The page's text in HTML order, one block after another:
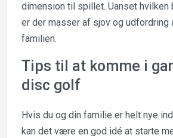
dimension til spillet. Uanset hvilken
er der masser af sjov og udfordring
familien.
Tips til at komme i
disc golf
Hvis du og din familie er helt nye
kan det være en god idé at starte